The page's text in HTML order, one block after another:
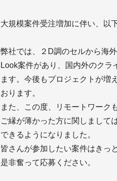
大規模案件受注増加に伴い、以
弊社では、２D調のセルから海
Look案件があり、国内外のクラ
ます。今後もプロジェクトが増
おります。
また、この度、リモートワーク
ご縁が薄かった方に関しまして
できるようになりました。
皆さんが参加したい案件はきっ
是非奮って応募ください。